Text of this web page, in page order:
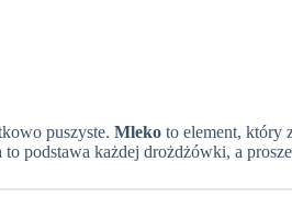
puszyste. Mleko to element, który
podstawa każdej drożdżówki, a